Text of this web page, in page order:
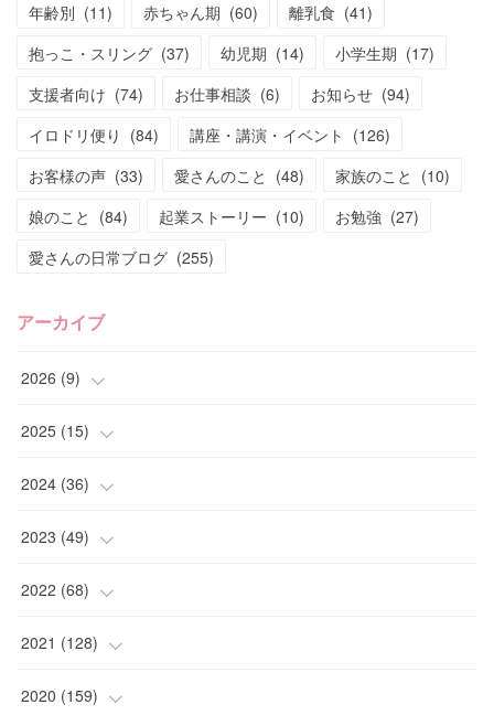
年齢別 (11) 赤ちゃん期 (60) 離乳食 (41)
抱っこ・スリング (37) 幼児期 (14) 小学生期 (17)
支援者向け (74) お仕事相談 (6) お知らせ (94)
イロドリ便り (84) 講座・講演・イベント (126)
お客様の声 (33) 愛さんのこと (48) 家族のこと (10)
娘のこと (84) 起業ストーリー (10) お勉強 (27)
愛さんの日常ブログ (255)
アーカイブ
2026 (9)
(4)
(2)
(1)
(2)
2025 (15)
(4)
(2)
(2)
(3)
( 1)
2024 (36)
(2)
(2)
(1)
( 4)
2023 (49)
(1)
(2)
( 5)
2022 (68)
(6)
( 6)
2021 (128)
(10)
2020 (159)